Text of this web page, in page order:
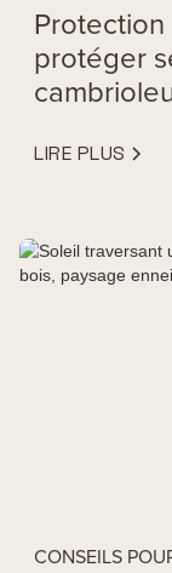
protéger
LIRE PLUS
CONSEILS